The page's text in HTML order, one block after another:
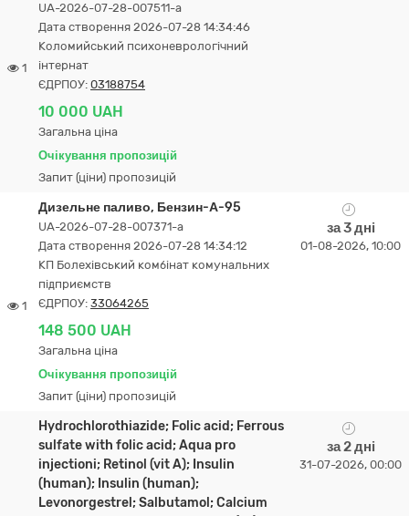
1
UA-2026-07-28-007511-a
Дата створення 2026-07-28 14:34:46
Коломийський психоневрологічний
інтернат
ЄДРПОУ: 03188754
10 000 UAH
Загальна ціна
Очікування пропозицій
Запит (ціни) пропозицій
1
Дизельне паливо, Бензин-А-95
UA-2026-07-28-007371-a
Дата створення 2026-07-28 14:34:12
КП Болехівський комбінат комунальних
підприємств
ЄДРПОУ: 33064265
148 500 UAH
Загальна ціна
Очікування пропозицій
Запит (ціни) пропозицій
за 3 дні
01-08-2026, 10:00
Hydrochlorothiazide; Folic acid; Ferrous
sulfate with folic acid; Aqua pro
injectioni; Retinol (vit A); Insulin
(human); Insulin (human);
Levonorgestrel; Salbutamol; Calcium
за 2 дні
31-07-2026, 00:00